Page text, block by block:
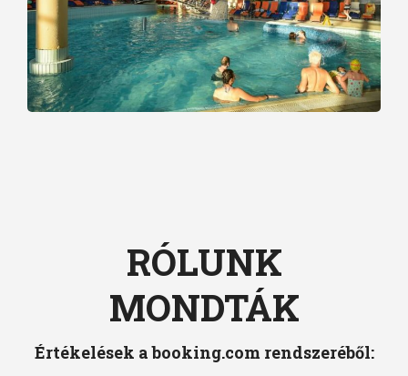
RÓLUNK
MONDTÁK
Értékelések a booking.com rendszeréből: